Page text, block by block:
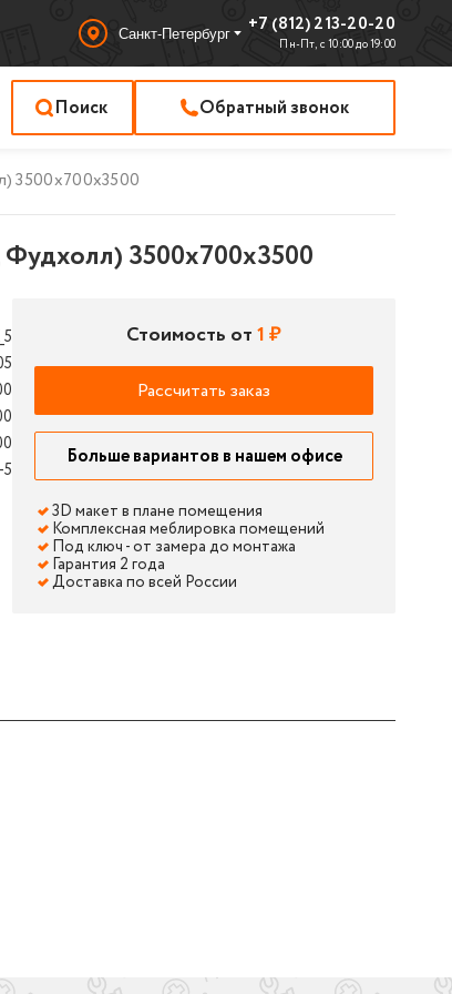
Санкт-Петербург +7 (812) 213-20-20
Пн-Пт, с 10:00 до 19:00
Поиск Обратный звонок
3500x700x3500
3500x700x3500
Стоимость от1 ₽
Рассчитать заказ
Больше вариантов в нашем офисе
3D макет в плане помещения
Комплексная меблировка помещений
Под ключ - от замера до монтажа
Гарантия 2 года
Доставка по всей России